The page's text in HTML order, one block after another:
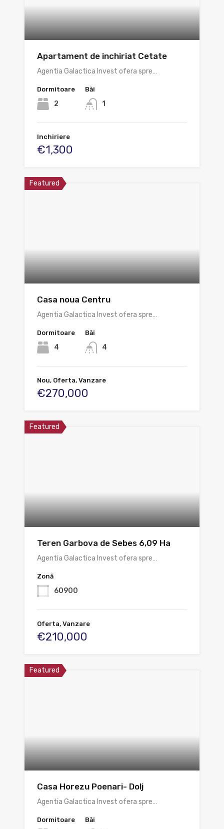
Apartament de inchiriat Cetate
Agentia Galactica Invest ofera spre…
Dormitoare
2
Băi
1
Inchiriere
€1,300
Featured
Casa noua Centru
Agentia Galactica Invest ofera spre…
Dormitoare
4
Băi
4
Nou, Oferta, Vanzare
€270,000
Featured
Teren Garbova de Sebes 6,09 Ha
Agentia Galactica Invest ofera spre…
Zonă
60900
Oferta, Vanzare
€210,000
Featured
Casa Horezu Poenari- Dolj
Agentia Galactica Invest ofera spre…
Dormitoare Băi